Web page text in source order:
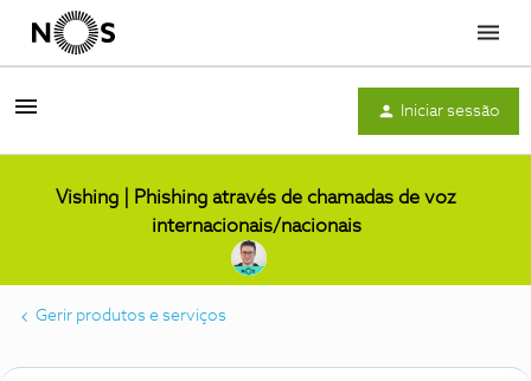
Menu
Iniciar sessão
Vishing | Phishing através de chamadas de voz
internacionais/nacionais
Gerir produtos e serviços